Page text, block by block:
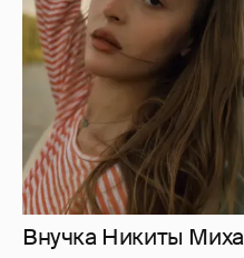
"Лолита". Аглая
платье с декольте и